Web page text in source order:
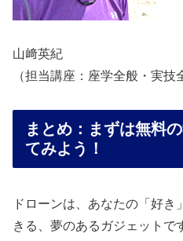
山﨑英紀
（担当講座：座学全般・実技
まとめ：まずは無料
てみよう！
ドローンは、あなたの「好
きる、夢のあるガジェットで